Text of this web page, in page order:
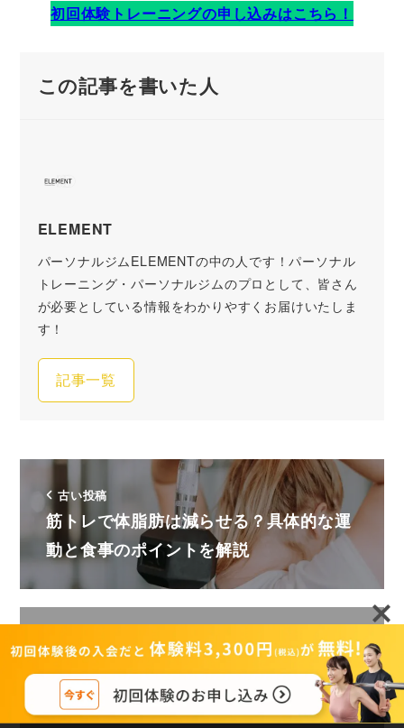
初回体験トレーニングの申し込みはこちら！
この記事を書いた人
ELEMENT
パーソナルジムELEMENTの中の人です！パーソナル
トレーニング・パーソナルジムのプロとして、皆さん
が必要としている情報をわかりやすくお届けいたしま
す！
記事一覧
古い投稿
筋トレで体脂肪は減らせる？具体的な運
動と食事のポイントを解説
新しい投稿
『ELEMENT三宿店』をLGBTフレンド
リーパーソナルジム…